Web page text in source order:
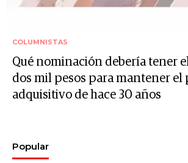
COLUMNISTAS
Qué nominación debería tener
dos mil pesos para mantener el
adquisitivo de hace 30 años
Popular